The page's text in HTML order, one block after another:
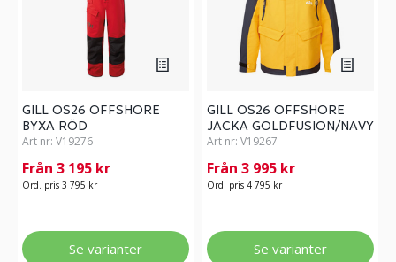
GILL OS26 OFFSHORE
BYXA RÖD
Art nr: V19276
Från 3 195 kr
Ord. pris 3 795 kr
Se varianter
GILL OS26 OFFSHORE
JACKA GOLDFUSION/NAVY
Art nr: V19267
Från 3 995 kr
Ord. pris 4 795 kr
Se varianter